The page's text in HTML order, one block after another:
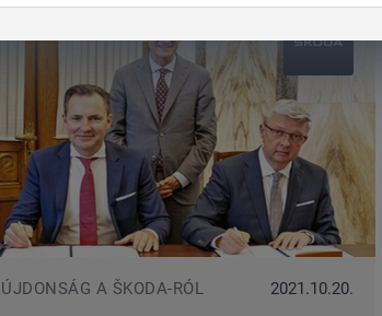
ÚJDONSÁG A ŠKODA-RÓL 2021.10.20.